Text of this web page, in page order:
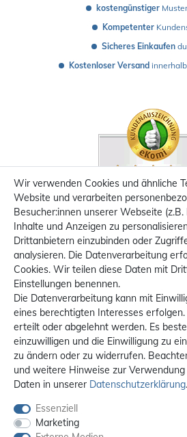
kostengünstiger
Kompetenter
Sicheres Einkaufen
Kostenloser Versand
Wir verwenden Cookies und ähnliche
Website und verarbeiten
Besucher:innen unserer Webseite
Inhalte und Anzeigen zu
Drittanbietern einzubinden oder
analysieren. Die Datenverarbeitung
Cookies. Wir teilen diese Daten mit
Einstellungen benennen.
Die Datenverarbeitung kann mit
eines berechtigten Interesses
erteilt oder abgelehnt werden. Es
einzuwilligen und die Einwilligung zu
zu ändern oder zu widerrufen.
und weitere Hinweise zur
Daten in unserer Daten­schutz­erklärung.
Essenziell
Marketing